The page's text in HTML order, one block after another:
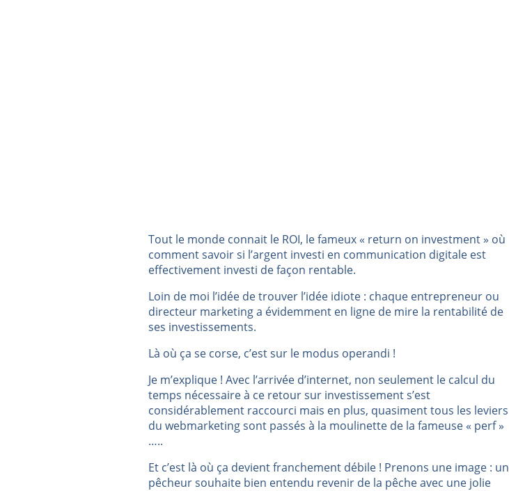
Tout le monde connait le ROI, le fameux « return on investment » où
comment savoir si l’argent investi en communication digitale est
effectivement investi de façon rentable.
Loin de moi l’idée de trouver l’idée idiote : chaque entrepreneur ou
directeur marketing a évidemment en ligne de mire la rentabilité de
ses investissements.
Là où ça se corse, c’est sur le modus operandi !
Je m’explique ! Avec l’arrivée d’internet, non seulement le calcul du
temps nécessaire à ce retour sur investissement s’est
considérablement raccourci mais en plus, quasiment tous les leviers
du webmarketing sont passés à la moulinette de la fameuse « perf »
…..
Et c’est là où ça devient franchement débile ! Prenons une image : un
pêcheur souhaite bien entendu revenir de la pêche avec une jolie